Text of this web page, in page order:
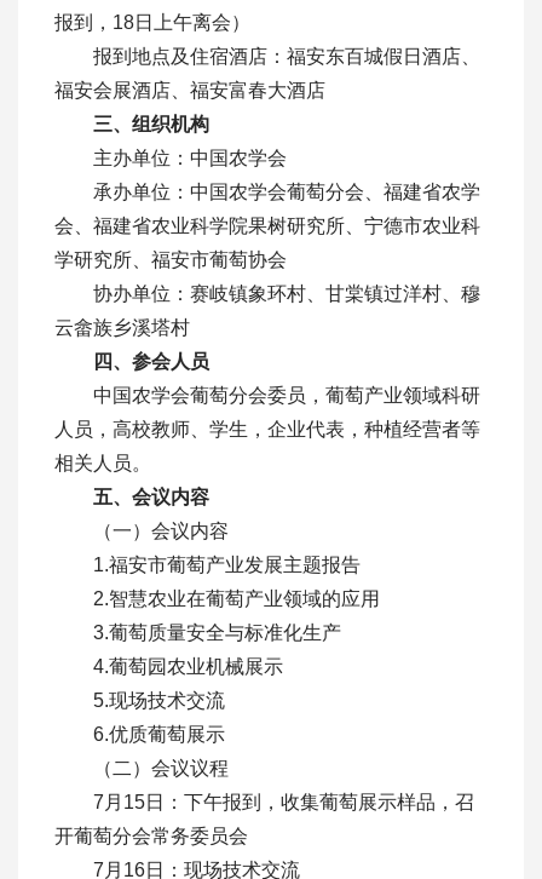
报到，18日上午离会）
报到地点及住宿酒店：福安东百城假日酒店、
福安会展酒店、福安富春大酒店
三、组织机构
主办单位：中国农学会
承办单位：中国农学会葡萄分会、福建省农学
会、福建省农业科学院果树研究所、宁德市农业科
学研究所、福安市葡萄协会
协办单位：赛岐镇象环村、甘棠镇过洋村、穆
云畲族乡溪塔村
四、参会人员
中国农学会葡萄分会委员，葡萄产业领域科研
人员，高校教师、学生，企业代表，种植经营者等
相关人员。
五、会议内容
（一）会议内容
1.福安市葡萄产业发展主题报告
2.智慧农业在葡萄产业领域的应用
3.葡萄质量安全与标准化生产
4.葡萄园农业机械展示
5.现场技术交流
6.优质葡萄展示
（二）会议议程
7月15日：下午报到，收集葡萄展示样品，召
开葡萄分会常务委员会
7月16日：现场技术交流